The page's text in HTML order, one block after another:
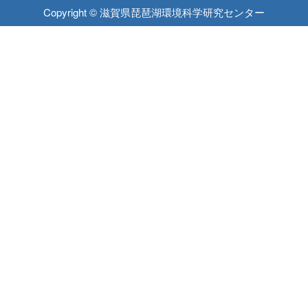
Copyright © 滋賀県琵琶湖環境科学研究センター